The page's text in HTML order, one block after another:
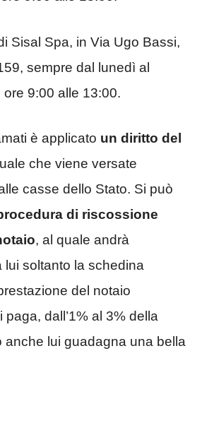
Sisal Spa, in Via Ugo Bassi,
sempre dal lunedì al
9:00 alle 13:00.
è applicato un diritto del
che viene versate
casse dello Stato. Si può
di riscossione
, al quale andrà
lui soltanto la schedina
del notaio
dall’1% al 3% della
anche lui guadagna una bella